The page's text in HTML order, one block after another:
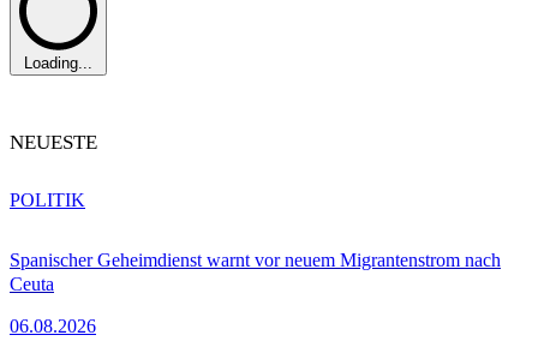
Loading...
NEUESTE
Spanischer Geheimdienst warnt vor neuem Migrantenstrom nach
Ceuta
06.08.2026
POLITIK